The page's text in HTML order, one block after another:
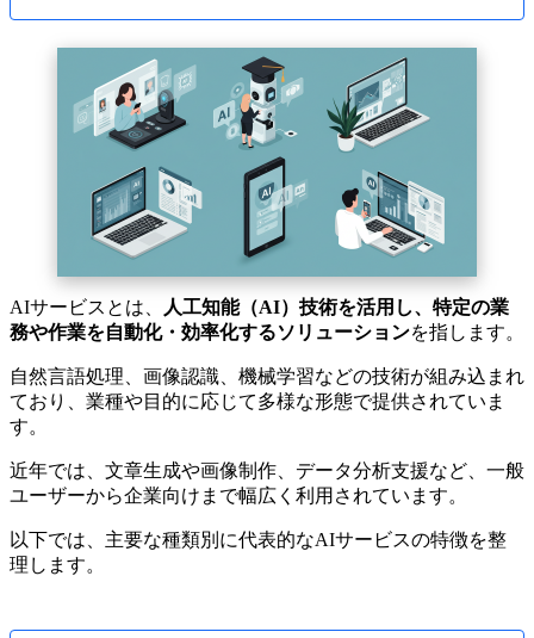
AIサービスとは、
人工知能（AI）技術を活用し、特定の業
務や作業を自動化・効率化するソリューションを指します。
自然言語処理、画像認識、機械学習などの技術が組み込まれ
ており、業種や目的に応じて多様な形態で提供されていま
す。
近年では、文章生成や画像制作、データ分析支援など、一般
ユーザーから企業向けまで幅広く利用されています。
以下では、主要な種類別に代表的なAIサービスの特徴を整
理します。